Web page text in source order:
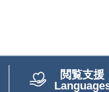
閲覧支援